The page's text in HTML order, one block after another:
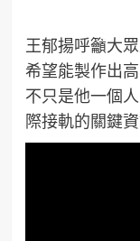
王郁揚呼籲大
希望能製作出
不只是他一個
際接軌的關鍵資